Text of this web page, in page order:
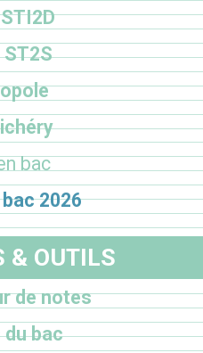
ST2S
bac
2026
& OUTILS
de notes
bac